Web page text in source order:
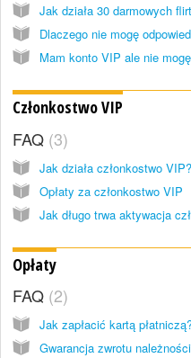
Jak działa 30 darmowych
Dlaczego nie mogę
Mam konto VIP ale nie
Członkostwo VIP
FAQ 3
Jak działa członkostwo VIP?
Opłaty za członkostwo VIP
Jak długo trwa aktywacja
Opłaty
FAQ 2
Jak zapłacić kartą
Gwarancja zwrotu należności